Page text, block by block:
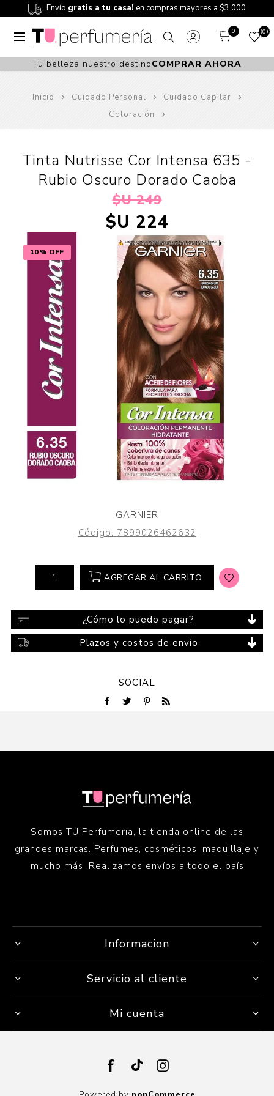
Envío gratis a tu casa! en compras mayores a $3.000
0 0
Tu belleza nuestro destinoCOMPRAR AHORA
Inicio Cuidado Personal
Cuidado Capilar
Coloración
10% OFF
Tinta Nutrisse Cor Intensa 635 -
Rubio Oscuro Dorado Caoba
$U 249
$U 224
GARNIER
Código: 7899026462632
AGREGAR AL CARRITO
¿Cómo lo puedo pagar?
Plazos y costos de envío
SOCIAL
Somos TU Perfumería, la tienda online de las
grandes marcas. Perfumes, cosméticos, maquillaje y
mucho más. Realizamos envíos a todo el país
Informacion
Servicio al cliente
Mi cuenta